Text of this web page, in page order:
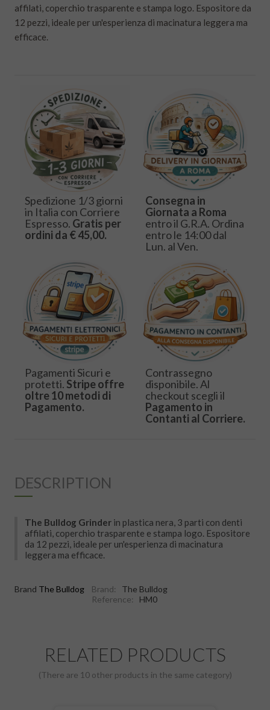
affilati, coperchio trasparente e stampa logo. Espositore da
12 pezzi, ideale per un'esperienza di macinatura leggera ma
efficace.
Spedizione 1/3 giorni
in Italia con Corriere
Espresso. Gratis per
ordini da € 45,00.
Consegna in
Giornata a Roma
entro il G.R.A. Ordina
entro le 14:00 dal
Lun. al Ven.
Pagamenti Sicuri e
protetti. Stripe offre
oltre 10 metodi di
Pagamento.
Contrassegno
disponibile. Al
checkout scegli il
Pagamento in
Contanti al Corriere.
DESCRIPTION
The Bulldog Grinder in plastica nera, 3 parti con denti
affilati, coperchio trasparente e stampa logo. Espositore
da 12 pezzi, ideale per un'esperienza di macinatura
leggera ma efficace.
Brand The Bulldog Brand:
The Bulldog
Reference:
HM0
RELATED PRODUCTS
(There are 10 other products in the same category)